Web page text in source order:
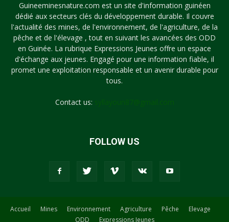
Guineeminesnature.com est un site d'information guinéen
dédié aux secteurs clés du développement durable. Il couvre
l'actualité des mines, de l'environnement, de l'agriculture, de la
pêche et de l'élevage , tout en suivant les avancées des ODD
en Guinée. La rubrique Expressions Jeunes offre un espace
d'échange aux jeunes. Engagé pour une information fiable, il
promet une exploitation responsable et un avenir durable pour
tous.
Contact us:
FOLLOW US
Accueil Mines Environnement Agriculture Pêche
Elevage
ODD
Expressions Jeunes